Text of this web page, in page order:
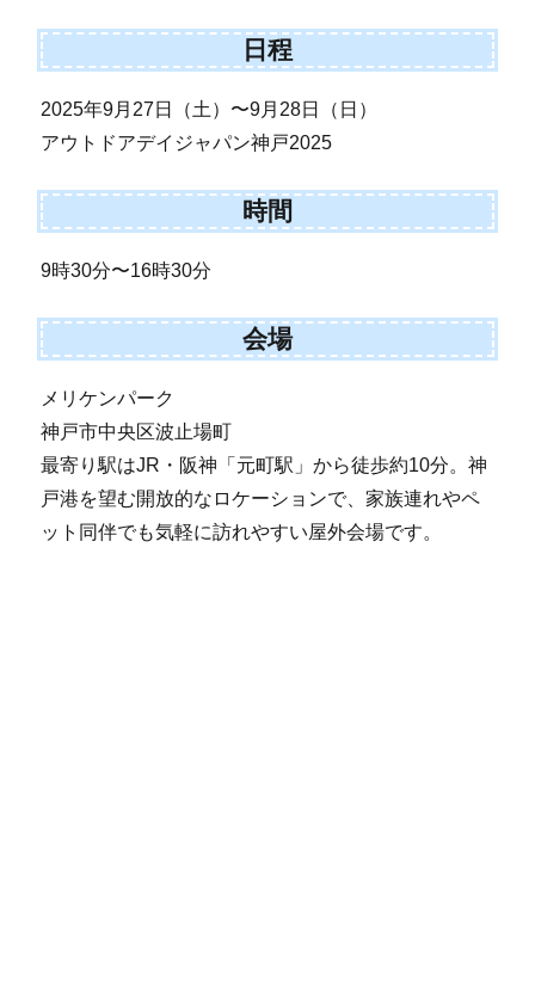
日程
2025年9月27日（土）〜9月28日（日）
アウトドアデイジャパン神戸2025
時間
9時30分〜16時30分
会場
メリケンパーク
神戸市中央区波止場町
最寄り駅はJR・阪神「元町駅」から徒歩約10分。神
戸港を望む開放的なロケーションで、家族連れやペ
ット同伴でも気軽に訪れやすい屋外会場です。